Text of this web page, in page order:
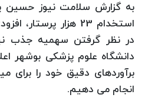
به گزارش سلامت نیوز حسین
استخدام 23 هزار
در نظر گرفتن سهمیه جذب
دانشگاه علوم پزشکی بوشهر
برآوردهای دقیق خود را برای
انجام می دهیم.